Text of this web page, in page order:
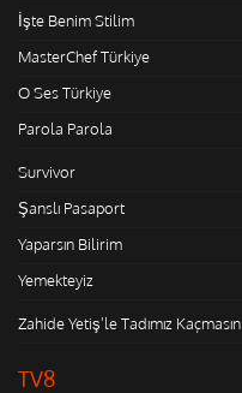
İşte Benim Stilim
MasterChef Türkiye
O Ses Türkiye
Parola Parola
Survivor
Şanslı Pasaport
Yaparsın Bilirim
Yemekteyiz
Zahide Yetiş'le Tadımız Kaçmasın
TV8